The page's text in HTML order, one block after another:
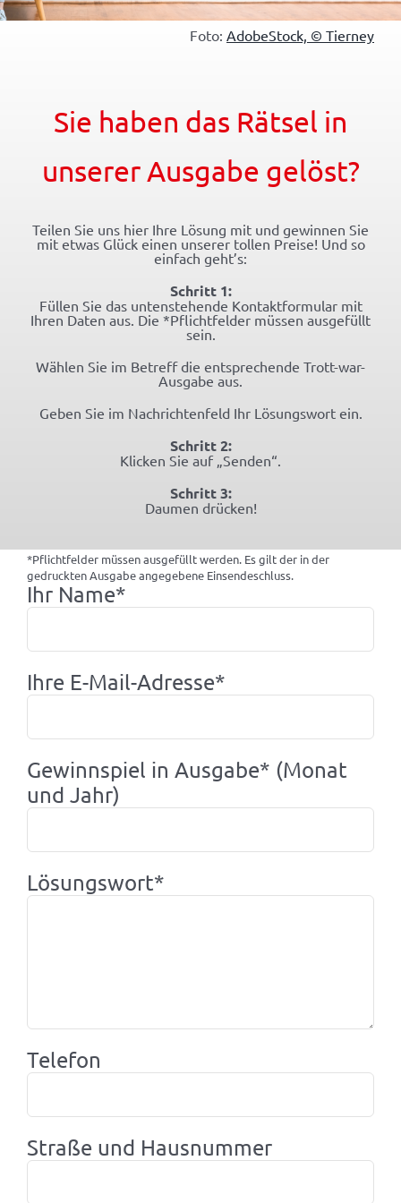
Foto: AdobeStock, © Tierney
Sie haben das Rätsel in
unserer Ausgabe gelöst?
Teilen Sie uns hier Ihre Lösung mit und gewinnen Sie
mit etwas Glück einen unserer tollen Preise! Und so
einfach geht’s:
Schritt 1:
Füllen Sie das untenstehende Kontaktformular mit
Ihren Daten aus. Die *Pflichtfelder müssen ausgefüllt
sein.
Wählen Sie im Betreff die entsprechende Trott-war-
Ausgabe aus.
Geben Sie im Nachrichtenfeld Ihr Lösungswort ein.
Schritt 2:
Klicken Sie auf „Senden“.
Schritt 3:
Daumen drücken!
*Pflichtfelder müssen ausgefüllt werden. Es gilt der in der
gedruckten Ausgabe angegebene Einsendeschluss.
Ihr Name*
Ihre E-Mail-Adresse*
Gewinnspiel in Ausgabe* (Monat
und Jahr)
Lösungswort*
Telefon
Straße und Hausnummer